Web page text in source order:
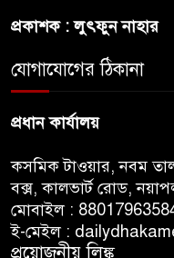
প্রকাশক : লুৎফুন নাহার
যোগাযোগের ঠিকানা
প্রধান কার্যালয়
কসমিক টাওয়ার, নবম
বক্স, কালভার্ট রোড,
মোবাইল :
ই-মেইল :
প্রয়োজনীয় লিঙ্ক